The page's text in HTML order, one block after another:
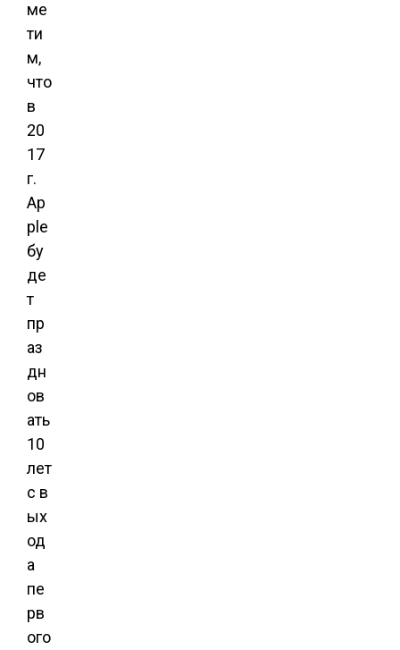
ме
ти
м,
что
в
20
17
г.
Ap
ple
бу
де
т
пр
аз
дн
ов
ать
10
лет
с в
ых
од
а
пе
рв
ого